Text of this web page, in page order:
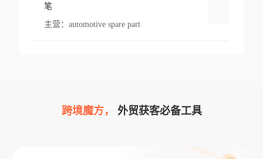
笔
主营： automotive spare part
跨境魔方， 外贸获客必备工具